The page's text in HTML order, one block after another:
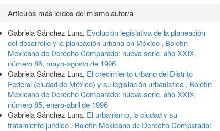
Detalles
del
artículo
Artículos más leídos del mismo autor/a
Gabriela Sánchez Luna, Evolución legislativa de la planeación
del desarrollo y la planeación urbana en México , Boletín
Mexicano de Derecho Comparado: nueva serie, año XXIX,
número 86, mayo-agosto de 1996
Gabriela Sánchez Luna, El crecimiento urbano del Distrito
Federal (ciudad de México) y su legislación urbanística , Boletín
Mexicano de Derecho Comparado: nueva serie, año XXIX,
número 85, enero-abril de 1996
Gabriela Sánchez Luna, El urbanismo, la ciudad y su
tratamiento jurídico , Boletín Mexicano de Derecho Comparado: